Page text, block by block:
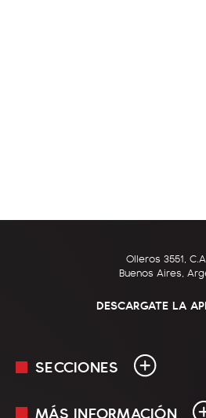
Olleros 3551,
Buenos Aires,
DESCARGATE LA
SECCIONES
MÁS INFORMACIÓN